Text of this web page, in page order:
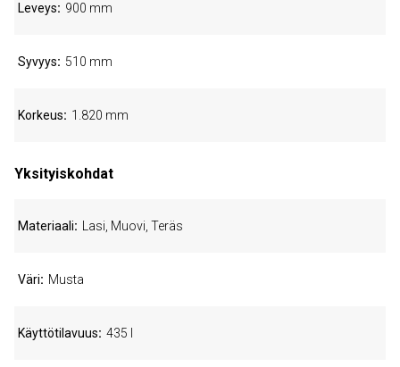
Leveys 900 mm
Syvyys 510 mm
Korkeus 1.820 mm
Yksityiskohdat
Materiaali Lasi, Muovi, Teräs
Väri Musta
Käyttötilavuus 435 l